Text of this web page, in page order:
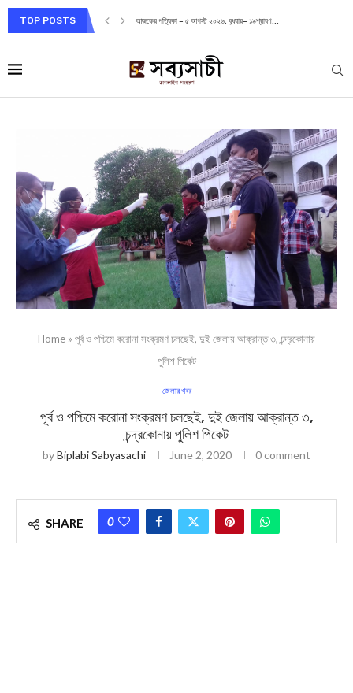
TOP POSTS আজকের পত্রিকা – ৫ আগস্ট ২০২৬, বুধবার– ১৯শ্রাবণ...
Home » পূর্ব ও পশ্চিমে করোনা সংক্রমণ চলছেই, দুই জেলায় আক্রান্ত ৩, চন্দ্রকোনায়
পুলিশ পিকেট
জেলার খবর
পূর্ব ও পশ্চিমে করোনা সংক্রমণ চলছেই, দুই জেলায় আক্রান্ত ৩,
চন্দ্রকোনায় পুলিশ পিকেট
byBiplabi Sabyasachi June 2, 2020 0 comment
SHARE 0